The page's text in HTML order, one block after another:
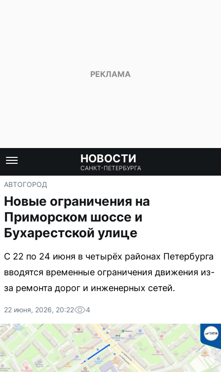
НОВОСТИ
САНКТ-ПЕТЕРБУРГА
АВТОГОРОД
Новые ограничения на
Приморском шоссе и
Бухарестской улице
С 22 по 24 июня в четырёх районах Петербурга
вводятся временные ограничения движения из-
за ремонта дорог и инженерных сетей.
22 июня, 2026, 20:22 4